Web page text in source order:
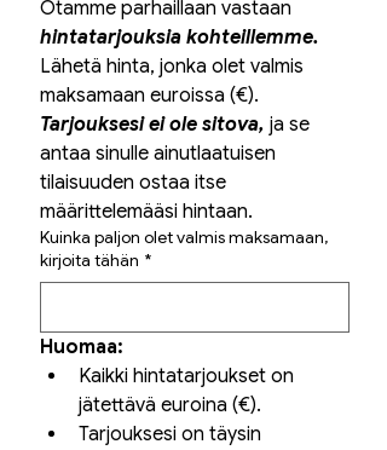
hintatarjouksia kohteillemme.
Lähetä hinta, jonka olet valmis
Tarjouksesi ei ole sitova, ja se
antaa sinulle ainutlaatuisen
tilaisuuden ostaa itse
määrittelemääsi hintaan.
Kuinka paljon olet valmis maksamaan,
kirjoita tähän *
Huomaa:
Kaikki hintatarjoukset on
jätettävä euroina (€).
Tarjouksesi on täysin